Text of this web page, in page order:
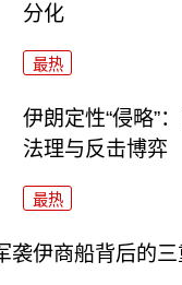
分化
最热
伊朗定性“侵略”
法理与反击博弈
最热
袭伊商船背后的